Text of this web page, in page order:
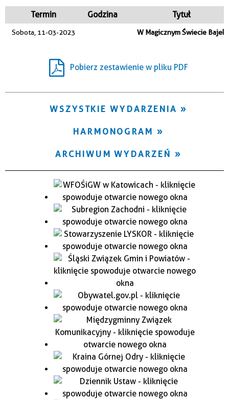
Trwające w zakresie
Termin Godzina Tytuł
Sobota, 11-03-2023 W Magicznym Świecie Bajek
Pobierz zestawienie w pliku PDF
WSZYSTKIE WYDARZENIA
HARMONOGRAM
ARCHIWUM WYDARZEŃ